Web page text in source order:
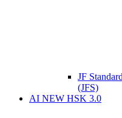
JF
(JFS)
AI NEW HSK 3.0